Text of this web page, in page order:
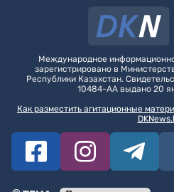
Международное
зарегистрировано в
Республики Казахстан.
10484-АА выдано 20
Как разместить агитационные